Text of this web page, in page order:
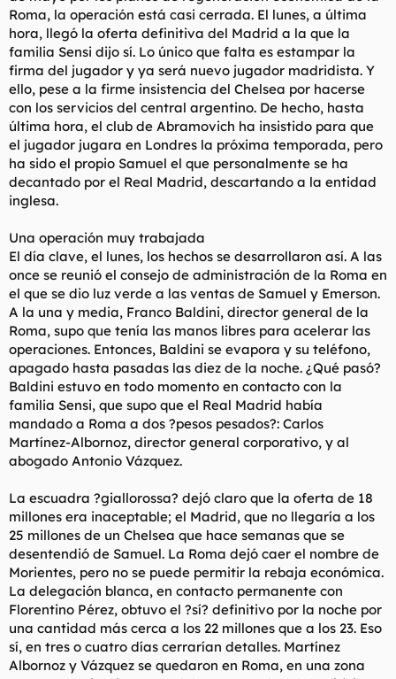
Roma, la operación está casi cerrada. El lunes, a última
hora, llegó la oferta definitiva del Madrid a la que la
familia Sensi dijo sí. Lo único que falta es estampar la
firma del jugador y ya será nuevo jugador madridista. Y
ello, pese a la firme insistencia del Chelsea por hacerse
con los servicios del central argentino. De hecho, hasta
última hora, el club de Abramovich ha insistido para que
el jugador jugara en Londres la próxima temporada, pero
ha sido el propio Samuel el que personalmente se ha
decantado por el Real Madrid, descartando a la entidad
inglesa.
Una operación muy trabajada
El día clave, el lunes, los hechos se desarrollaron así. A las
once se reunió el consejo de administración de la Roma en
el que se dio luz verde a las ventas de Samuel y Emerson.
A la una y media, Franco Baldini, director general de la
Roma, supo que tenía las manos libres para acelerar las
operaciones. Entonces, Baldini se evapora y su teléfono,
apagado hasta pasadas las diez de la noche. ¿Qué pasó?
Baldini estuvo en todo momento en contacto con la
familia Sensi, que supo que el Real Madrid había
mandado a Roma a dos ?pesos pesados?: Carlos
Martínez-Albornoz, director general corporativo, y al
abogado Antonio Vázquez.
La escuadra ?giallorossa? dejó claro que la oferta de 18
millones era inaceptable; el Madrid, que no llegaría a los
25 millones de un Chelsea que hace semanas que se
desentendió de Samuel. La Roma dejó caer el nombre de
Morientes, pero no se puede permitir la rebaja económica.
La delegación blanca, en contacto permanente con
Florentino Pérez, obtuvo el ?sí? definitivo por la noche por
una cantidad más cerca a los 22 millones que a los 23. Eso
sí, en tres o cuatro días cerrarían detalles. Martínez
Albornoz y Vázquez se quedaron en Roma, en una zona